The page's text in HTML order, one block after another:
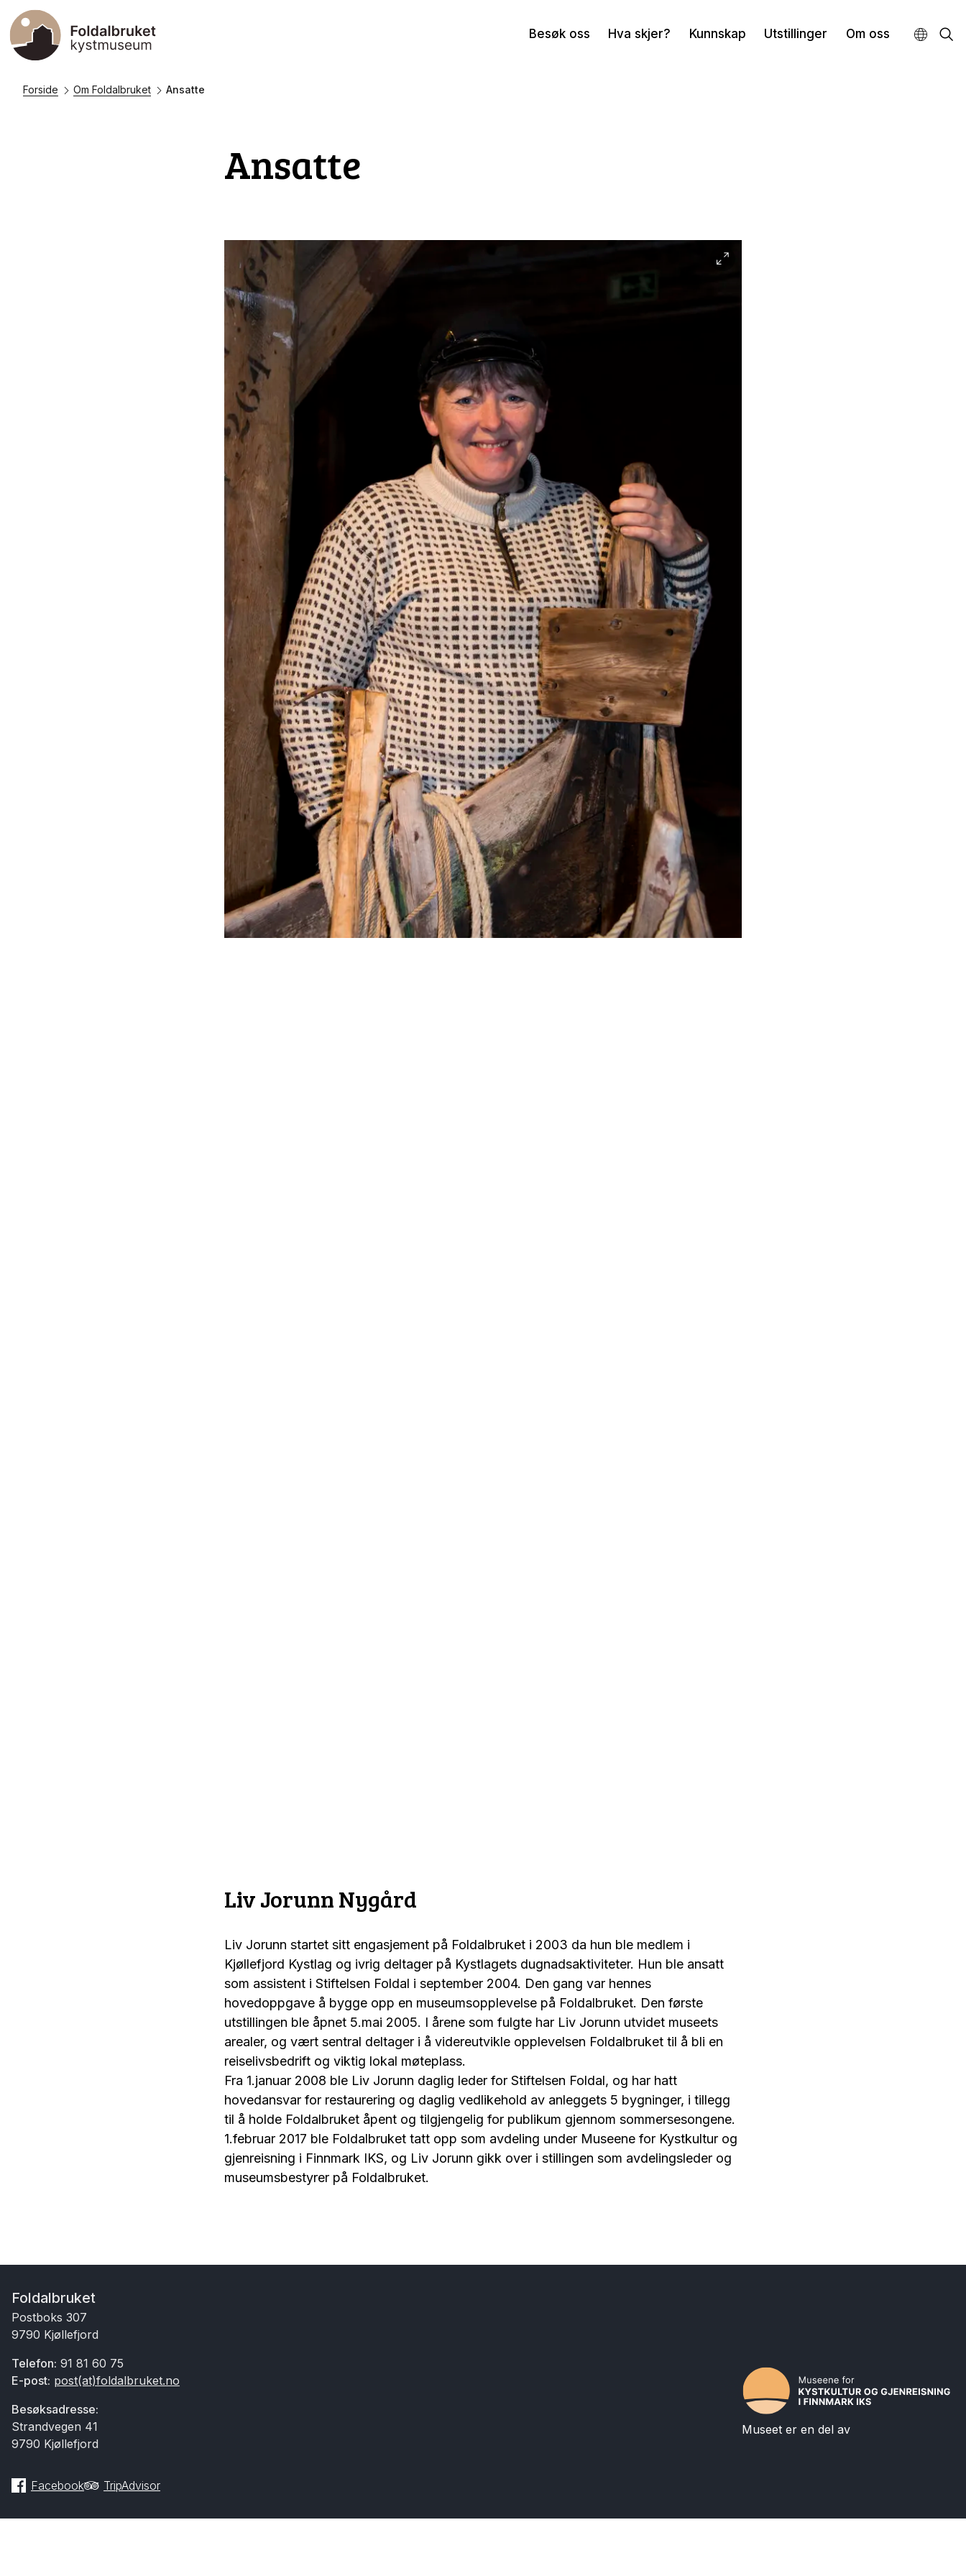
Besøk oss Hva skjer? Kunnskap Utstillinger Om oss
Forside Om Foldalbruket Ansatte
Ansatte
Liv Jorunn Nygård
Liv Jorunn startet sitt engasjement på Foldalbruket i 2003 da hun ble medlem i
Kjøllefjord Kystlag og ivrig deltager på Kystlagets dugnadsaktiviteter. Hun ble ansatt
som assistent i Stiftelsen Foldal i september 2004. Den gang var hennes
hovedoppgave å bygge opp en museumsopplevelse på Foldalbruket. Den første
utstillingen ble åpnet 5.mai 2005. I årene som fulgte har Liv Jorunn utvidet museets
arealer, og vært sentral deltager i å videreutvikle opplevelsen Foldalbruket til å bli en
reiselivsbedrift og viktig lokal møteplass.
Fra 1.januar 2008 ble Liv Jorunn daglig leder for Stiftelsen Foldal, og har hatt
hovedansvar for restaurering og daglig vedlikehold av anleggets 5 bygninger, i tillegg
til å holde Foldalbruket åpent og tilgjengelig for publikum gjennom sommersesongene.
1.februar 2017 ble Foldalbruket tatt opp som avdeling under Museene for Kystkultur og
gjenreisning i Finnmark IKS, og Liv Jorunn gikk over i stillingen som avdelingsleder og
museumsbestyrer på Foldalbruket.
Foldalbruket
Postboks 307
9790 Kjøllefjord
Telefon: 91 81 60 75
E-post: post(at)foldalbruket.no
Besøksadresse:
Strandvegen 41
9790 Kjøllefjord
Facebook TripAdvisor
Museet er en del av